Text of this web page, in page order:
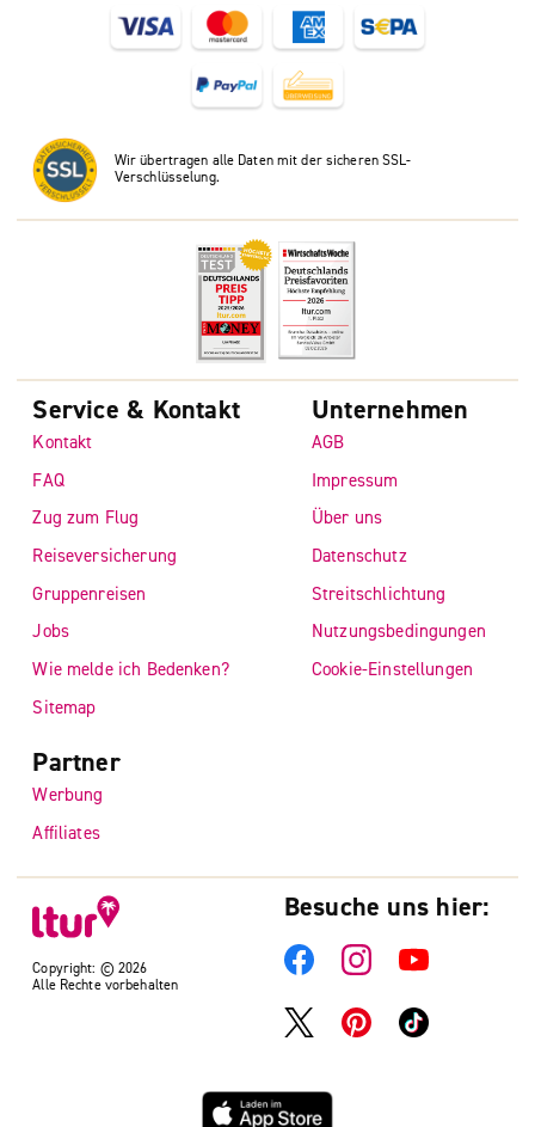
Wir übertragen alle Daten mit der sicheren SSL-
Verschlüsselung.
Copyright: © 2026
Alle Rechte vorbehalten
Service & Kontakt
Kontakt
FAQ
Zug zum Flug
Reiseversicherung
Gruppenreisen
Jobs
Wie melde ich Bedenken?
Sitemap
Unternehmen
AGB
Impressum
Über uns
Datenschutz
Streitschlichtung
Nutzungsbedingungen
Cookie-Einstellungen
Partner
Werbung
Affiliates
Besuche uns hier: